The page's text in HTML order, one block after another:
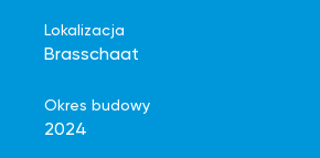
Lokalizacja
Brasschaat
Okres budowy
2024